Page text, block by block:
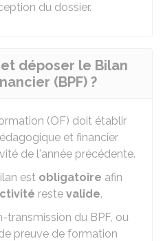
du dossier.
déposer le Bilan
(BPF) ?
(OF) doit établir
et financier
de l'année précédente.
est obligatoire afin
reste valide.
transmission du BPF, ou
preuve de formation